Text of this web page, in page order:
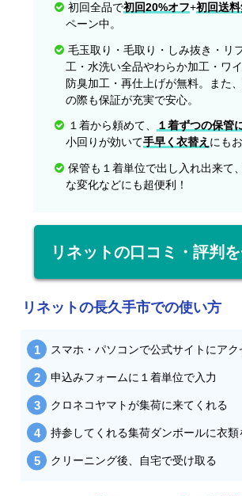
初回全品で初回20%オフ+初回送
ペーン中。
毛玉取り・毛取り・しみ抜き・リ
工・水洗い全品やわらか加工・ワ
防臭加工・再仕上げが無料。また
の際も保証が充実で安心。
１着から頼めて、 １着ずつの保管
小回りが効いて手早く衣替え にも
保管も１着単位で出し入れ出来て
な変化などにも超便利！
リネットの口コミ・評判
リネットの長久手市での使い方
スマホ・パソコンで公式サイトにアク
申込みフォームに１着単位で入力
クロネコヤマトが集荷に来てくれる
持参してくれる集荷ダンボールに衣類
クリーニング後、自宅で受け取る